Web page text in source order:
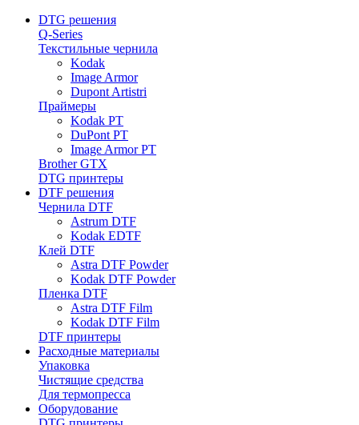
DTG решения
Q-Series
Текстильные чернила
Kodak
Image Armor
Dupont Artistri
Праймеры
Kodak PT
DuPont PT
Image Armor PT
Brother GTX
DTG принтеры
DTF решения
Чернила DTF
Astrum DTF
Kodak EDTF
Клей DTF
Astra DTF Powder
Kodak DTF Powder
Пленка DTF
Astra DTF Film
Kodak DTF Film
DTF принтеры
Расходные материалы
Упаковка
Чистящие средства
Для термопресса
Оборудование